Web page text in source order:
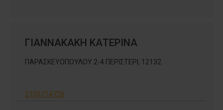
ΓΙΑΝΝΑΚΑΚΗ ΚΑΤΕΡΙΝΑ
ΠΑΡΑΣΚΕΥΟΠΟΥΛΟΥ 2-4 ΠΕΡΙΣΤΕΡΙ, 12132
2105714726